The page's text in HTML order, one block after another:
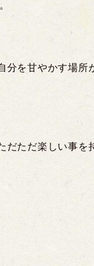
を甘やかす場所
だただ楽しい事を